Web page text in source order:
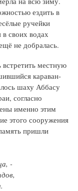
ездить в
ручейки
в своих водах
не добралась.
местную
караван-
шаху Аббасу
согласно
именно этим
этого сооружения
пришли
-